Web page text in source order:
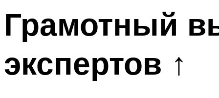
Грамотный
экспертов ↑